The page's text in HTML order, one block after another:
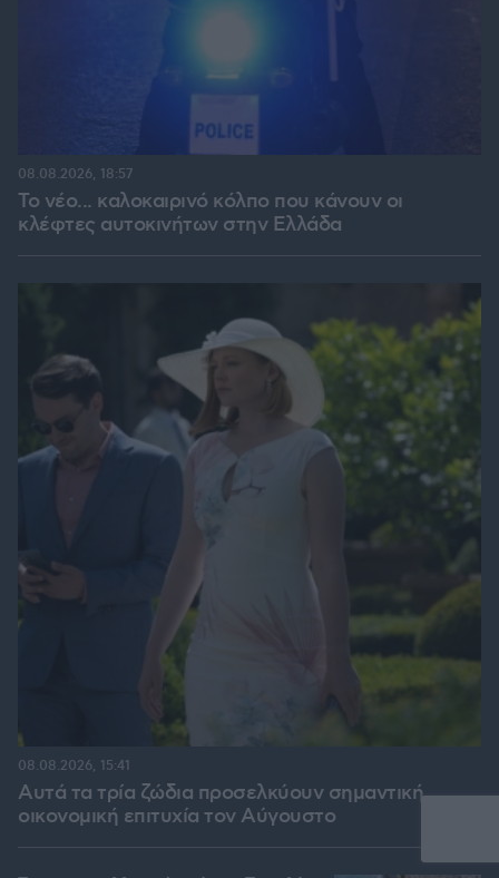
Το νέο... καλοκαιρινό κόλπο που κάνουν οι
κλέφτες αυτοκινήτων στην Ελλάδα
08.08.2026, 18:57
Αυτά τα τρία ζώδια προσελκύουν σημαντική
οικονομική επιτυχία τον Αύγουστο
08.08.2026, 15:41